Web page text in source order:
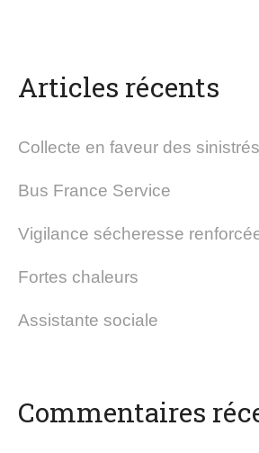
Articles récents
Collecte en faveur des
Bus France Service
Vigilance sécheresse
Fortes chaleurs
Assistante sociale
Commentaires